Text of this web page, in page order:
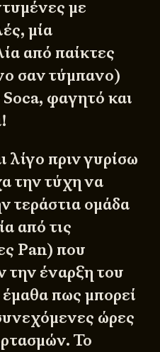
με
μία
από παίκτες
σαν τύμπανο)
φαγητό και
λίγο πριν γυρίσω
την τύχη να
τεράστια ομάδα
από τις
Pan) που
την έναρξη του
πως μπορεί
ώρες
Το